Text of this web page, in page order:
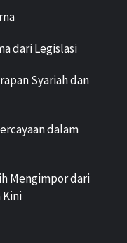
dari Legislasi
Syariah dan
dalam
Mengimpor dari
Kini